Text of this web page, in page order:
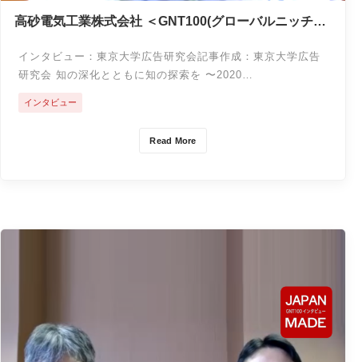
高砂電気工業株式会社 ＜GNT100(グローバルニッチト
インタビュー：東京大学広告研究会記事作成：東京大学広告
研究会 知の深化とともに知の探索を 〜2020…
Read More
インタビュー